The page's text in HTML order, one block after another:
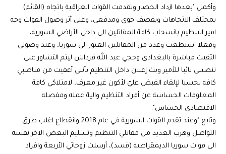
وأكمل "بعدها ازداد الحصار وتقدمت القوات العراقية باتجاه (القائم)
بمختلف الاتجاهات وبقصف جوي ومدفعي، وعلى أثر وصول القوات وجه
امير التنظيم بانسحاب كافة المقاتلين الى داخل الأراضي السورية،
وفعلا استطعت وعدد من المقاتلين العبور الى سوريا، وعند وصولي
التقيت مباشرة بالبغدادي وحجي عبد الله قرداش ليتم التشاور على
تنصيبي نائبا للأمير وبث إعلان داخل التنظيم بأنني أعفيت من مناصبي
كافة تحسبا لإلقاء القبض عليّ لأكون غير معرف، لامتلاكي كافة
المعلومات الحساسة عن أفراد التنظيم والية عمله ومفصله
الاقتصادي الحساس".
وتابع "وعند تقدم القوات السورية في عام 2018 وانقطاع اغلب طرق
التواصل وهرب العديد من مقاتلي التنظيم وتسليم البعض الاخر نفسه
الى قوات سوريا الديمقراطية (قسد)، أرسلت زوجاتي الأربعة وافراد